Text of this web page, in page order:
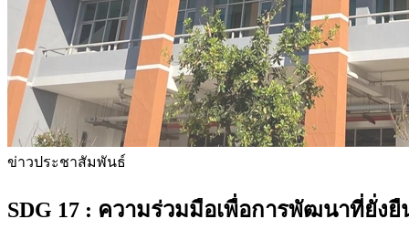
ข่าวประชาสัมพันธ์
SDG 17 : ความร่วมมือเพื่อการพัฒนาที่ยั่งยื